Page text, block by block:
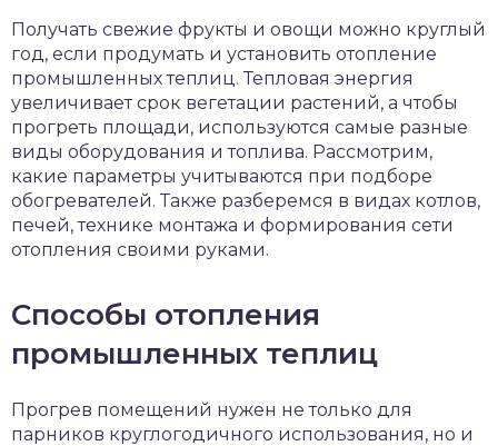
Получать свежие фрукты и овощи можно круглый
год, если продумать и установить отопление
промышленных теплиц. Тепловая энергия
увеличивает срок вегетации растений, а чтобы
прогреть площади, используются самые разные
виды оборудования и топлива. Рассмотрим,
какие параметры учитываются при подборе
обогревателей. Также разберемся в видах котлов,
печей, технике монтажа и формирования сети
отопления своими руками.
Способы отопления
промышленных теплиц
Прогрев помещений нужен не только для
парников круглогодичного использования, но и
крыши и кровли
и уход